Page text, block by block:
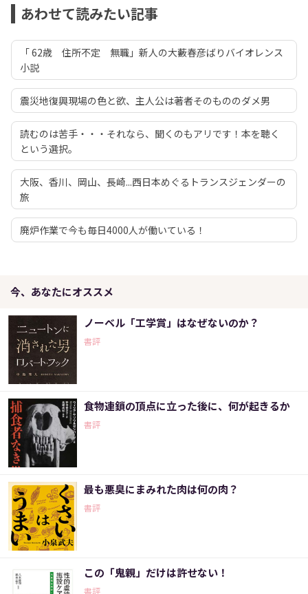
あわせて読みたい記事
「 62歳 住所不定 無職」新人の大藪春彦ばりバイオレンス
小説
震災地復興現場の色と欲、主人公は著者そのもののダメ男
読むのは苦手・・・それなら、聞くのもアリです！本を聴く
という選択。
大阪、香川、岡山、長崎...西日本めぐるトランスジェンダーの
旅
廃炉作業で今も毎日4000人が働いている！
今、あなたにオススメ
ノーベル「工学賞」はなぜないのか？
書評
食物連鎖の頂点に立った後に、何が起きるか
書評
最も悪臭にまみれた肉は何の肉？
書評
この「鬼親」だけは許せない！
書評